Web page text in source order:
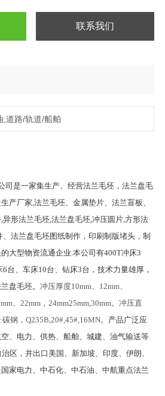
联系我们
,道路/轨道/船舶
司是一家集生产、经营法兰毛坯，法兰盘毛
产厂家,法兰毛坯、金属垫片、法兰盲板、
形法兰毛坯,法兰盘毛坯,冲压圆片,方形法
法兰盘毛坯图纸制作，印刷制版堵头，制
大型物资流通企业.本公司有400T冲床3
台、车床10台、钻床3台，技术力量雄厚，
盘毛坯。 冲压厚度10mm、12mm、
、22mm，24mm25mm,30mm。冲压直
钢，Q235B,20#,45#,16MN。 产品广泛应
、电力、供热、船舶、城建、油气输送等
区，并出口美国、新加坡、印度、伊朗、
家电力、中石化、中石油、中航重点法兰